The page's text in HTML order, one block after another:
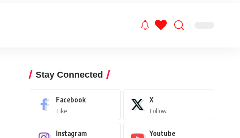
Stay Connected
Facebook
Like
X
Follow
Instagram Youtube